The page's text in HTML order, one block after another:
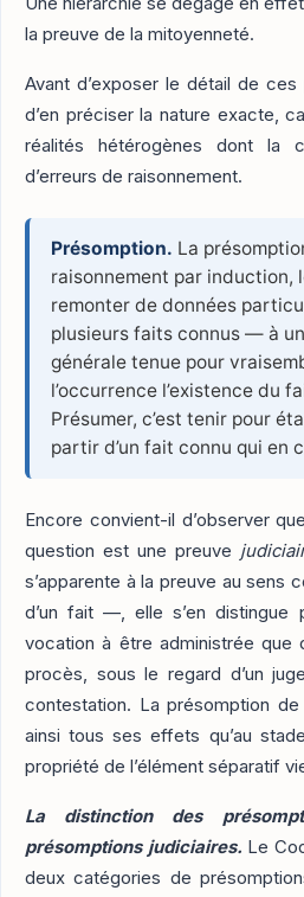
la preuve de la mitoyenneté.
Avant d’exposer le détail de
d’en préciser la nature exacte,
réalités hétérogènes dont la
d’erreurs de raisonnement.
Présomption. La
raisonnement par induction,
remonter de données
plusieurs faits connus — à
générale tenue pour
l’occurrence l’existence du
Présumer, c’est tenir pour
partir d’un fait connu qui en
Encore convient-il d’observer
question est une preuve
s’apparente à la preuve au sens
d’un fait —, elle s’en distingue
vocation à être administrée que
procès, sous le regard d’un
contestation. La présomption
ainsi tous ses effets qu’au
propriété de l’élément séparatif
La distinction des
présomptions judiciaires. Le
deux catégories de